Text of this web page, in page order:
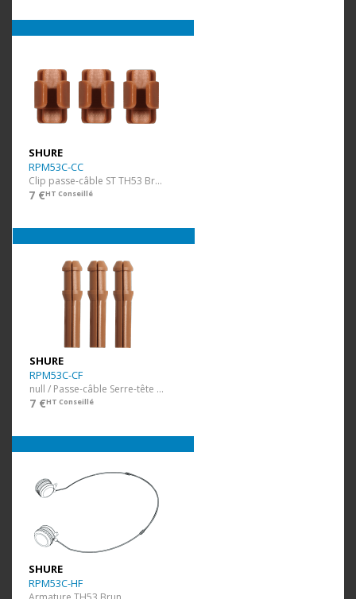
SHURE
RPM53C-CC
Clip passe-câble ST TH53 Brun 3 pcs
7 €HT Conseillé
SHURE
RPM53C-CF
null / Passe-câble Serre-tête TH53 Brun 3 pcs
7 €HT Conseillé
SHURE
RPM53C-HF